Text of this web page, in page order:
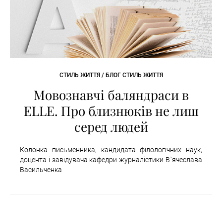
СТИЛЬ ЖИТТЯ / БЛОГ СТИЛЬ ЖИТТЯ
Мовознавчі баляндраси в
ELLE. Про близнюків не лиш
серед людей
Колонка письменника, кандидата філологічних наук,
доцента і завідувача кафедри журналістики В`ячеслава
Васильченка